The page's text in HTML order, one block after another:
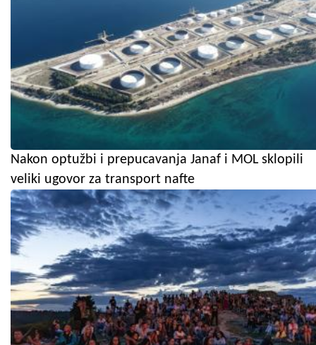
Nakon optužbi i prepucavanja Janaf i MOL sklopili
veliki ugovor za transport nafte